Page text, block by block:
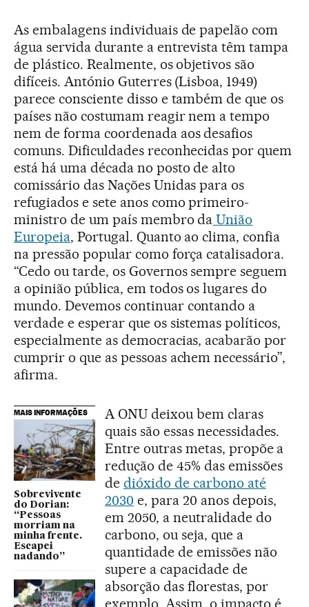
As embalagens individuais de papelão com
água servida durante a entrevista têm tampa
de plástico. Realmente, os objetivos são
difíceis. António Guterres (Lisboa, 1949)
parece consciente disso e também de que os
países não costumam reagir nem a tempo
nem de forma coordenada aos desafios
comuns. Dificuldades reconhecidas por quem
está há uma década no posto de alto
comissário das Nações Unidas para os
refugiados e sete anos como primeiro-
ministro de um país membro da União
Europeia, Portugal. Quanto ao clima, confia
na pressão popular como força catalisadora.
“Cedo ou tarde, os Governos sempre seguem
a opinião pública, em todos os lugares do
mundo. Devemos continuar contando a
verdade e esperar que os sistemas políticos,
especialmente as democracias, acabarão por
cumprir o que as pessoas achem necessário”,
afirma.
MAIS INFORMAÇÕES
Sobrevivente
do Dorian:
“Pessoas
morriam na
minha frente.
Escapei
nadando”
A ONU deixou bem claras
quais são essas necessidades.
Entre outras metas, propõe a
redução de 45% das emissões
de dióxido de carbono até
2030 e, para 20 anos depois,
em 2050, a neutralidade do
carbono, ou seja, que a
quantidade de emissões não
supere a capacidade de
absorção das florestas, por